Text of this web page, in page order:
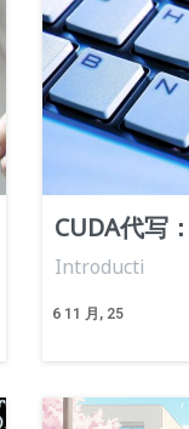
CUDA代写
6 11 月, 25
Introducti